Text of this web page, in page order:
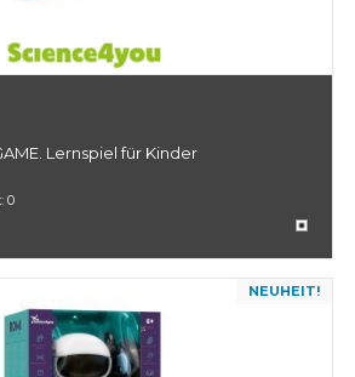
Lernspiel für Kinder
0
NEUHEIT!